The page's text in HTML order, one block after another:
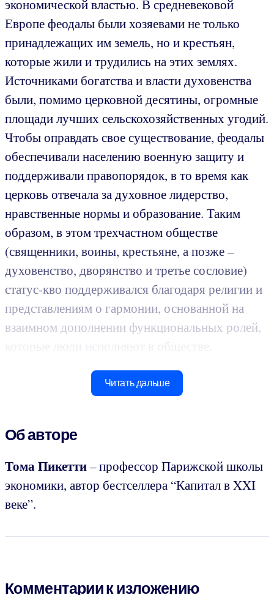
экономической властью. В средневековой
Европе феодалы были хозяевами не только
принадлежащих им земель, но и крестьян,
которые жили и трудились на этих землях.
Источниками богатства и власти духовенства
были, помимо церковной десятины, огромные
площади лучших сельскохозяйственных угодий.
Чтобы оправдать свое существование, феодалы
обеспечивали населению военную защиту и
поддерживали правопорядок, в то время как
церковь отвечала за духовное лидерство,
нравственные нормы и образование. Таким
образом, в этом трехчастном обществе
(священники, воины, крестьяне, а позже –
духовенство, дворянство и третье сословие)
статус-кво поддерживался благодаря религии и
представлениям о гармонии, основанной на
взаимном дополнении функциональных ролей,
которые люди исполняют в обществе.
Читать дальше
Об авторе
ТомаПикетти– профессор Парижской школы
экономики, автор бестселлера “Капитал в XXI
веке”.
Комментарии к изложению